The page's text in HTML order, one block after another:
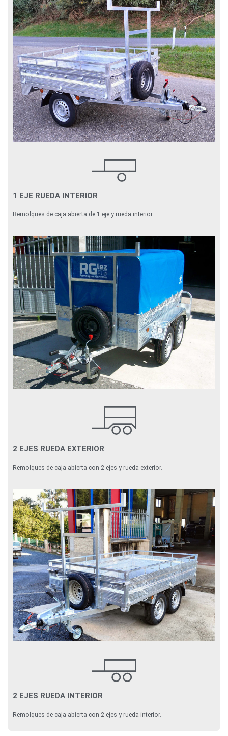
1 EJE RUEDA INTERIOR
Remolques de caja abierta de 1 eje y rueda interior.
2 EJES RUEDA EXTERIOR
Remolques de caja abierta con 2 ejes y rueda exterior.
2 EJES RUEDA INTERIOR
Remolques de caja abierta con 2 ejes y rueda interior.